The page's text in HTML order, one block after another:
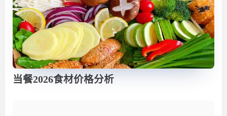
当餐2026食材价格分析